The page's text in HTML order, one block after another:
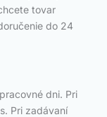
tovar
do 24
dni. Pri
Pri zadávaní